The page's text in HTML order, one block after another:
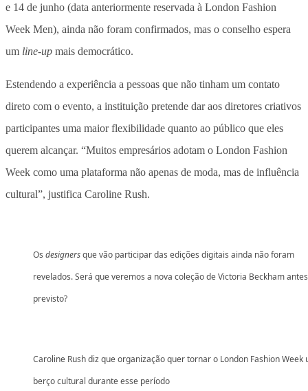
e 14 de junho (data anteriormente reservada à London Fashion
Week Men), ainda não foram confirmados, mas o conselho espera
um line-up mais democrático.
Estendendo a experiência a pessoas que não tinham um contato
direto com o evento, a instituição pretende dar aos diretores criativos
participantes uma maior flexibilidade quanto ao público que eles
querem alcançar. “Muitos empresários adotam o London Fashion
Week como uma plataforma não apenas de moda, mas de influência
cultural”, justifica Caroline Rush.
Os designersque vão participar das edições digitais ainda não foram
revelados. Será que veremos a nova coleção de Victoria Beckham
previsto?
Caroline Rush diz que organização quer tornar o London Fashion Week
berço cultural durante esse período